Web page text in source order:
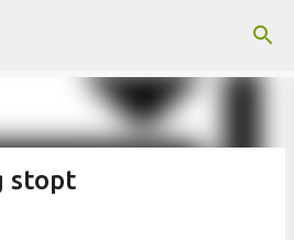
naar hoofdcontent
stopt